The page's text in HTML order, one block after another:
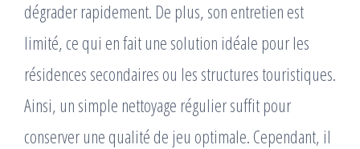
dégrader rapidement. De plus, son entretien est
limité, ce qui en fait une solution idéale pour les
résidences secondaires ou les structures touristiques.
Ainsi, un simple nettoyage régulier suffit pour
conserver une qualité de jeu optimale. Cependant, il